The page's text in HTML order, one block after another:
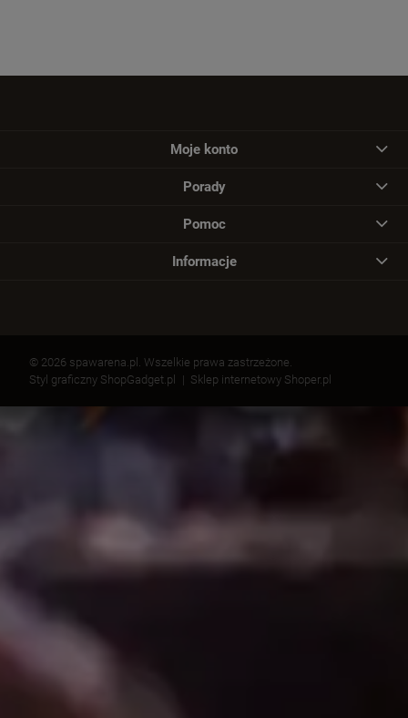
Moje konto
Porady
Pomoc
Informacje
© 2026 spawarena.pl. Wszelkie prawa zastrzeżone.
Styl graficzny ShopGadget.pl
Sklep internetowy Shoper.pl